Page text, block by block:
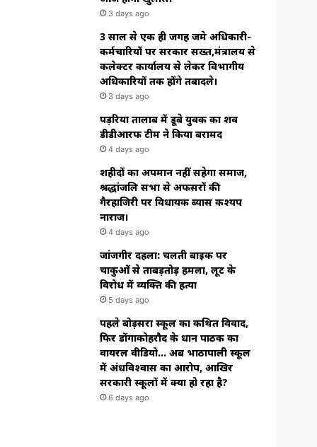
3 days ago
3 साल से एक ही जगह जमे अधिकारी-
कर्मचारियों पर सरकार सख्त,मंत्रालय से
कलेक्टर कार्यालय से लेकर विभागीय
अधिकारियों तक होंगे तबादले।
3 days ago
पड़रिया तालाब में डूबे युवक का शव
डीडीआरफ टीम ने किया बरामद
4 days ago
शहीदों का अपमान नहीं सहेगा समाज,
श्रद्धांजलि सभा से अफसरों की
गैरहाजिरी पर विधायक ब्यास कश्यप
नाराज।
4 days ago
जांजगीर दहला: चलती बाइक पर
चाकुओं से ताबड़तोड़ हमला, लूट के
विरोध में व्यक्ति की हत्या
5 days ago
पहले बोड़सरा स्कूल का कथित विवाद,
फिर डोंगाकोहरौद के प्रधान पाठक का
वायरल वीडियो… अब भाठापाली स्कूल
में अंधविश्वास का आरोप, आखिर
सरकारी स्कूलों में क्या हो रहा है?
6 days ago